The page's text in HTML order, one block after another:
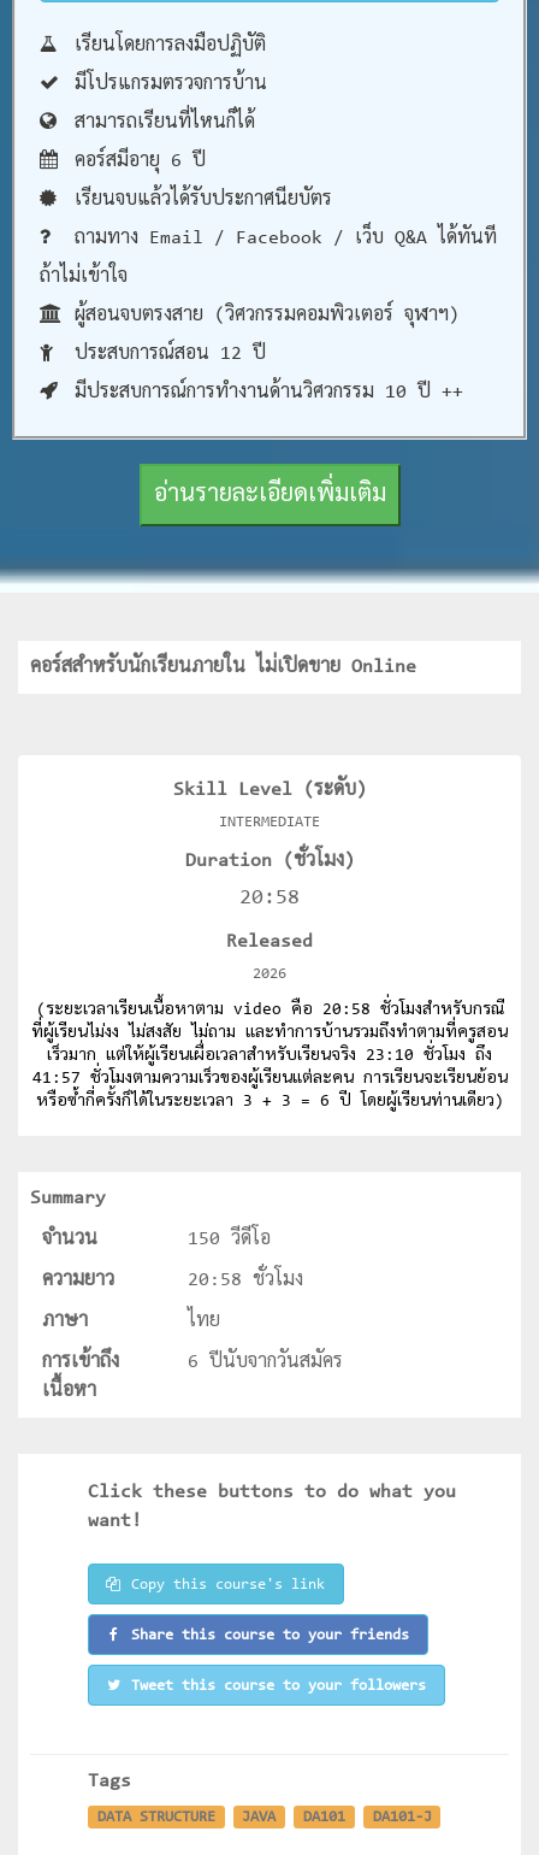
เรียนโดยการลงมือปฏิบัติ
มีโปรแกรมตรวจการบ้าน
สามารถเรียนที่ไหนก็ได้
คอร์สมีอายุ 6 ปี
เรียนจบแล้วได้รับประกาศนียบัตร
ถามทาง Email / Facebook / เว็บ Q&A ได้ทันที
ถ้าไม่เข้าใจ
ผู้สอนจบตรงสาย (วิศวกรรมคอมพิวเตอร์ จุฬาฯ)
ประสบการณ์สอน 12 ปี
มีประสบการณ์การทำงานด้านวิศวกรรม 10 ปี ++
อ่านรายละเอียดเพิ่มเติม
คอร์สสำหรับนักเรียนภายใน ไม่เปิดขาย Online
Skill Level (ระดับ)
INTERMEDIATE
Duration (ชั่วโมง)
20:58
Released
2026
(ระยะเวลาเรียนเนื้อหาตาม video คือ 20:58 ชั่วโมงสำหรับกรณี
ที่ผู้เรียนไม่งง ไม่สงสัย ไม่ถาม และทำการบ้านรวมถึงทำตามที่ครูสอน
เร็วมาก แต่ให้ผู้เรียนเผื่อเวลาสำหรับเรียนจริง 23:10 ชั่วโมง ถึง
41:57 ชั่วโมงตามความเร็วของผู้เรียนแต่ละคน การเรียนจะเรียนย้อน
หรือซ้ำกี่ครั้งก็ได้ในระยะเวลา 3 + 3 = 6 ปี โดยผู้เรียนท่านเดียว)
Summary
จำนวน 150 วีดีโอ
ความยาว 20:58 ชั่วโมง
ภาษา ไทย
การเข้าถึง
เนื้อหา
6 ปีนับจากวันสมัคร
Click these buttons to do what you
want!
Copy this course's link
Share this course to your friends
Tweet this course to your followers
Tags
DATA STRUCTURE JAVA DA101 DA101-J